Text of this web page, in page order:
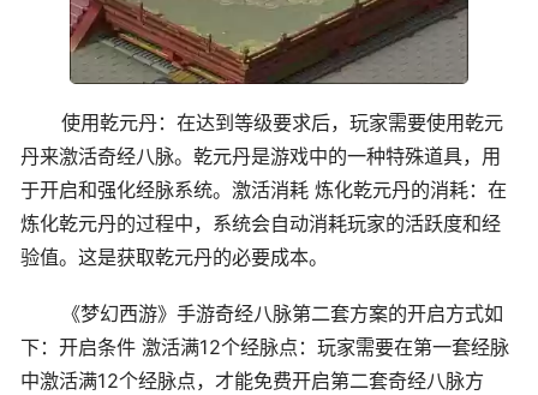
使用乾元丹：在达到等级要求后，玩家需要使用乾元
丹来激活奇经八脉。乾元丹是游戏中的一种特殊道具，用
于开启和强化经脉系统。激活消耗 炼化乾元丹的消耗：在
炼化乾元丹的过程中，系统会自动消耗玩家的活跃度和经
验值。这是获取乾元丹的必要成本。
《梦幻西游》手游奇经八脉第二套方案的开启方式如
下：开启条件 激活满12个经脉点：玩家需要在第一套经脉
中激活满12个经脉点，才能免费开启第二套奇经八脉方